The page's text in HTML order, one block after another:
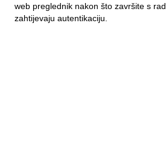
web preglednik nakon što završite s
zahtijevaju autentikaciju.